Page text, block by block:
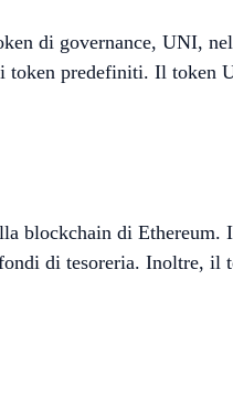
di governance, UNI,
predefiniti. Il
blockchain di
di tesoreria. Inoltre,